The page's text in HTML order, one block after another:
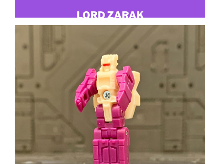
LORD ZARAK